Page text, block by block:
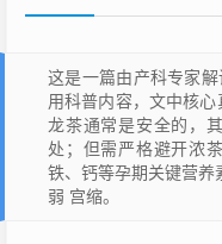
这是一篇由产科专家
用科普内容，文中核
龙茶通常是安全的，
处；但需严格避开浓
铁、钙等孕期关键营养
弱 宫缩。